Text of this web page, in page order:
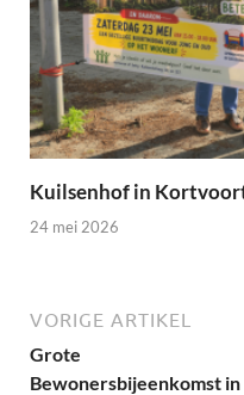
Kuilsenhof in
24 mei 2026
VORIGE ARTIKEL
Grote
Bewonersbijeenkomst in